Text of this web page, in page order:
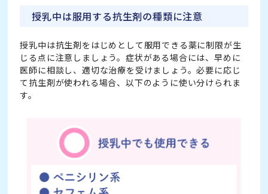
授乳中は服用する抗生剤の種類に注意
授乳中は抗生剤をはじめとして服用できる薬に制限が生
じる点に注意しましょう。症状がある場合には、早めに
医師に相談し、適切な治療を受けましょう。必要に応じ
て抗生剤が使われる場合、以下のように使い分けられま
す。